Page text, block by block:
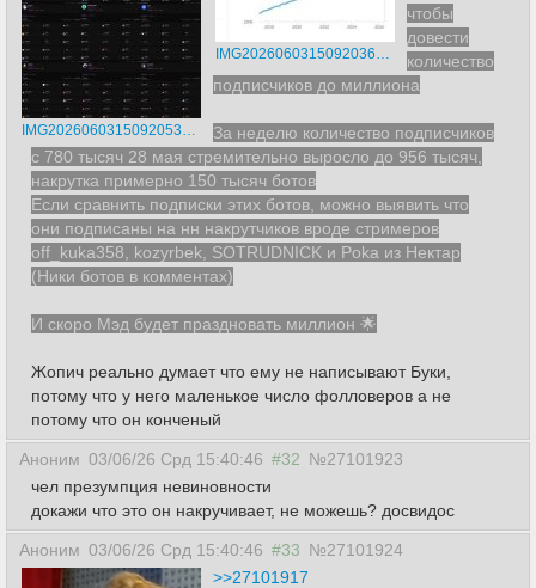
IMG20260603150920530.jpg
IMG20260603150920368.jpg
чтобы
довести
количество
подписчиков до миллиона
За неделю количество подписчиков
с 780 тысяч 28 мая стремительно выросло до 956 тысяч,
накрутка примерно 150 тысяч ботов
Если сравнить подписки этих ботов, можно выявить что
они подписаны на нн накрутчиков вроде стримеров
off_kuka358, kozyrbek, SOTRUDNICK и Poka из Нектар
(Ники ботов в комментах)
И скоро Мэд будет праздновать миллион 🌟
Жопич реально думает что ему не написывают Буки,
потому что у него маленькое число фолловеров а не
потому что он конченый
Аноним 03/06/26 Срд 15:40:46 #32 №27101923
чел презумпция невиновности
докажи что это он накручивает, не можешь? досвидос
Аноним 03/06/26 Срд 15:40:46 #33 №27101924
>>27101917